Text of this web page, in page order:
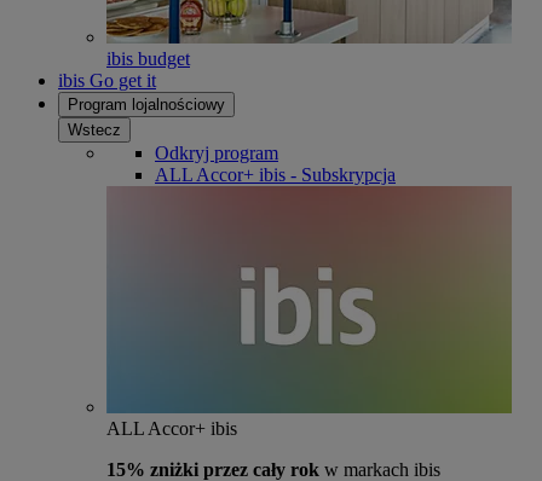
ibis budget
ibis Go get it
Program lojalnościowy
Wstecz
Odkryj program
ALL Accor+ ibis - Subskrypcja
ALL Accor+ ibis
15% zniżki przez cały rok w markach ibis